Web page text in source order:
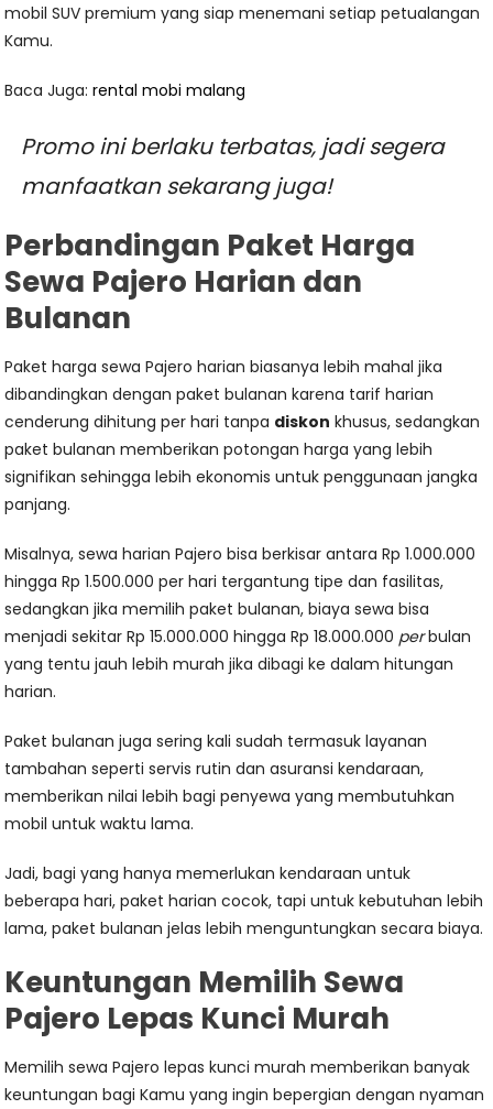
mobil SUV premium yang siap menemani setiap petualangan
Kamu.
Baca Juga:rental mobi malang
Promo ini berlaku terbatas, jadi segera
manfaatkan sekarang juga!
Perbandingan Paket Harga
Sewa Pajero Harian dan
Bulanan
Paket harga sewa Pajero harian biasanya lebih mahal jika
dibandingkan dengan paket bulanan karena tarif harian
cenderung dihitung per hari tanpa diskon khusus, sedangkan
paket bulanan memberikan potongan harga yang lebih
signifikan sehingga lebih ekonomis untuk penggunaan jangka
panjang.
Misalnya, sewa harian Pajero bisa berkisar antara Rp 1.000.000
hingga Rp 1.500.000 per hari tergantung tipe dan fasilitas,
sedangkan jika memilih paket bulanan, biaya sewa bisa
menjadi sekitar Rp 15.000.000 hingga Rp 18.000.000 perbulan
yang tentu jauh lebih murah jika dibagi ke dalam hitungan
harian.
Paket bulanan juga sering kali sudah termasuk layanan
tambahan seperti servis rutin dan asuransi kendaraan,
memberikan nilai lebih bagi penyewa yang membutuhkan
mobil untuk waktu lama.
Jadi, bagi yang hanya memerlukan kendaraan untuk
beberapa hari, paket harian cocok, tapi untuk kebutuhan lebih
lama, paket bulanan jelas lebih menguntungkan secara biaya.
Keuntungan Memilih Sewa
Pajero Lepas Kunci Murah
Memilih sewa Pajero lepas kunci murah memberikan banyak
keuntungan bagi Kamu yang ingin bepergian dengan nyaman